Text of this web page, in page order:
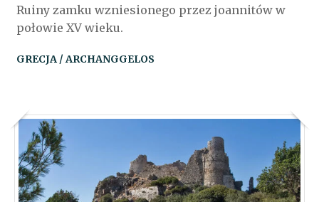
Ruiny zamku wzniesionego przez joannitów w
połowie XV wieku.
GRECJA / ARCHANGGELOS